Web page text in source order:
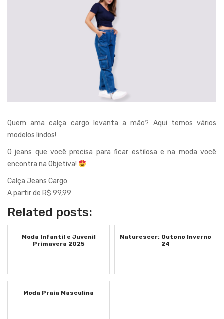
Quem ama calça cargo levanta a mão? Aqui temos vários
modelos lindos!
O jeans que você precisa para ficar estilosa e na moda você
encontra na Objetiva!
Calça Jeans Cargo
A partir de R$ 99,99
Related posts:
Moda Infantil e Juvenil
Primavera 2025
Naturescer: Outono Inverno
24
Moda Praia Masculina